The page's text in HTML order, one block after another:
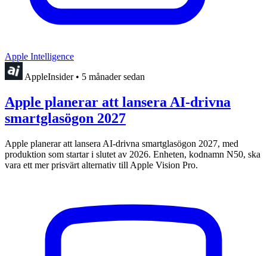
Apple Intelligence
AppleInsider • 5 månader sedan
Apple planerar att lansera AI-drivna
smartglasögon 2027
Apple planerar att lansera AI-drivna smartglasögon 2027, med
produktion som startar i slutet av 2026. Enheten, kodnamn N50, ska
vara ett mer prisvärt alternativ till Apple Vision Pro.